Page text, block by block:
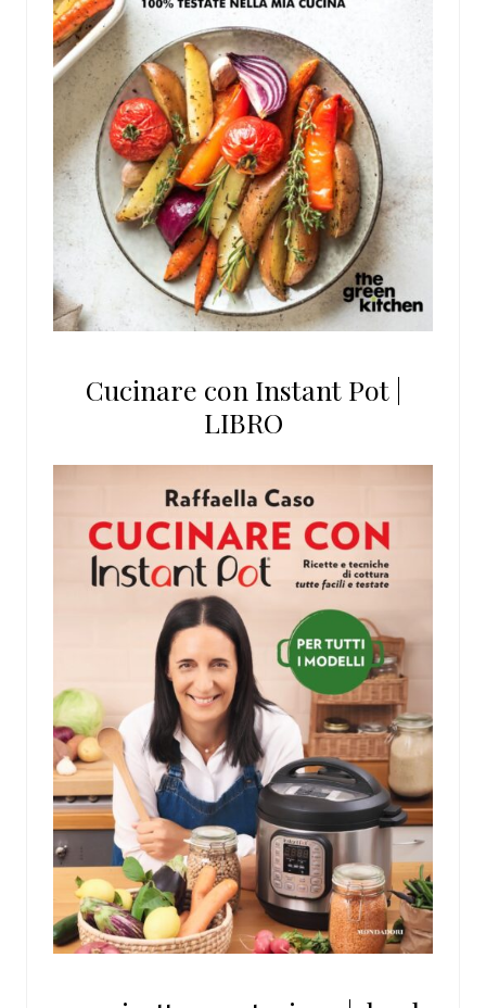
Cucinare con Instant Pot |
LIBRO